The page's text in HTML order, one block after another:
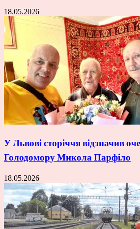
18.05.2026
У Львові сторіччя відзначив
Голодомору Микола Парфіло
18.05.2026